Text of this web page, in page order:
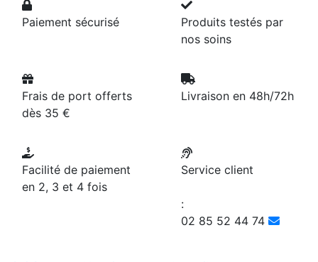
Paiement sécurisé
Produits testés par
nos soins
Frais de port offerts
dès 35 €
Livraison en 48h/72h
Facilité de paiement
en 2, 3 et 4 fois
Service client
:
02 85 52 44 74